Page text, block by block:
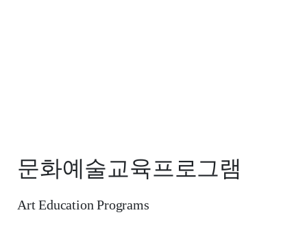
문화예술교육프로그램
Art Education Programs